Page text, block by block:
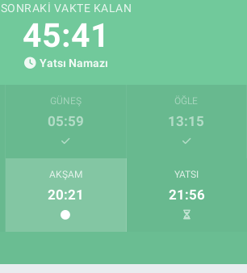
SONRAKI VAKTE KALAN
45:41
Yatsı Namazı
GÜNEŞ
05:59
ÖĞLE
13:15
AKŞAM
20:21
YATSI
21:56